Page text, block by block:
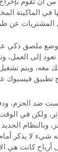
في الماكينة
المشتريات عن
وضع ملصق ذكي
إلى العمل،
معه، ويتم
تطبيق
ضد الحزم،
ولكن في
وبالنظام
شيء لا يذكر
أرباح كانت هي